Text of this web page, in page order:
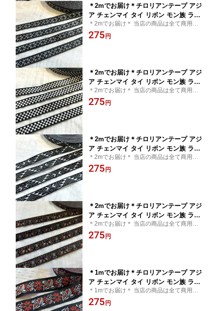
＊2mでお届け＊チロリアンテープ アジ
ア チェンマイ タイ リボン モン族 ライ
ンテープ 縁取り 手作り 細め クラフト
ハンドメイド 花 10mm 15mm アジアン
＊2mでお届け＊ 当店の商品は全て商用可能
です＊チロリアンテープ タイ買付 チェンマ
イ タイ リボン モン族 アジアン雑貨 エスニ
275円
＊2mでお届け＊チロリアンテープ アジ
ア チェンマイ タイ リボン モン族 ライ
ンテープ 縁取り 手作り 細め クラフト
ハンドメイド 花 10mm 15mm アジアン
＊2mでお届け＊ 当店の商品は全て商用可能
です＊チロリアンテープ タイ買付 チェンマ
イ タイ リボン モン族 アジアン雑貨 エスニ
275円
＊2mでお届け＊チロリアンテープ アジ
ア チェンマイ タイ リボン モン族 ライ
ンテープ 縁取り 手作り 細め クラフト
ハンドメイド 花 10mm 15mm アジアン
＊2mでお届け＊ 当店の商品は全て商用可能
です＊チロリアンテープ タイ買付 チェンマ
イ タイ リボン モン族 アジアン雑貨 エスニ
275円
＊2mでお届け＊チロリアンテープ アジ
ア チェンマイ タイ リボン モン族 ライ
ンテープ 縁取り 手作り 細め クラフト
ハンドメイド 花 10mm 15mm アジアン
＊2mでお届け＊ 当店の商品は全て商用可能
です＊チロリアンテープ タイ買付 チェンマ
イ タイ リボン モン族 アジアン雑貨 エスニ
275円
＊1mでお届け＊チロリアンテープ アジ
ア チェンマイ タイ リボン モン族 ライ
ンテープ 縁取り 手作り 極太 クラフト
ハンドメイド 花 20mm 25mm アジアン
＊1mでお届け＊ 当店の商品は全て商用可能
です＊チロリアンテープ アジア チェンマイ
タイ リボン モン族 アジアン雑貨 エスニッ
275円